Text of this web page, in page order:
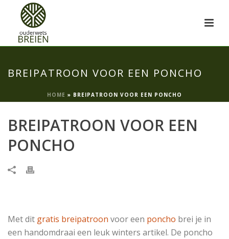
BREIPATROON VOOR EEN PONCHO
HOME » BREIPATROON VOOR EEN PONCHO
BREIPATROON VOOR EEN
PONCHO
Met dit gratis breipatroon voor een poncho brei je in
een handomdraai een leuk winters artikel. De poncho